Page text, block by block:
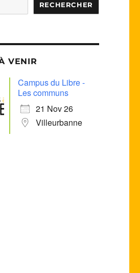
RECHERCHER
VENIR
Campus du Libre -
Les communs
21 Nov 26
Villeurbanne